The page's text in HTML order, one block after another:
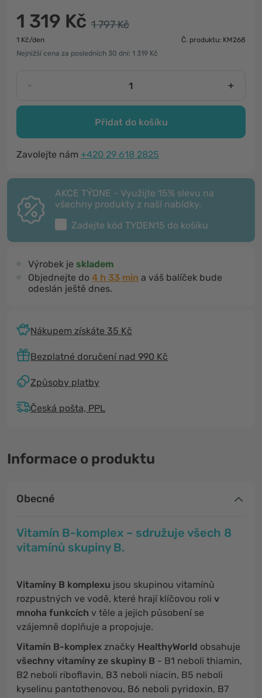
1 319 Kč 1 797 Kč
1 Kč/den
Č. produktu: KM268
Nejnižší cena za posledních 30 dní: 1 319 Kč
- +
Přidat do košíku
Zavolejte nám +420 29 618 2825
AKCE TÝDNE - Využijte 15% slevu na
všechny produkty z naší nabídky.
Zadejte kód TYDEN15 do košíku
Výrobek je skladem
Objednejte do 4 h 33 min a váš balíček bude
odeslán ještě dnes.
Nákupem získáte 35 Kč
Bezplatné doručení nad 990 Kč
Způsoby platby
Česká pošta, PPL
Informace o produktu
Obecné
Vitamín B-komplex – sdružuje všech 8
vitamínů skupiny B.
Vitamíny B komplexu jsou skupinou vitamínů
rozpustných ve vodě, které hrají klíčovou roli v
mnoha funkcích v těle a jejich působení se
vzájemně doplňuje a propojuje.
Vitamín B-komplex značky HealthyWorld obsahuje
všechny vitamíny ze skupiny B - B1 neboli thiamin,
B2 neboli riboflavin, B3 neboli niacin, B5 neboli
kyselinu pantothenovou, B6 neboli pyridoxin, B7